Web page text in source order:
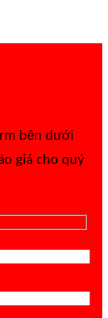
bên dưới
giá cho quý